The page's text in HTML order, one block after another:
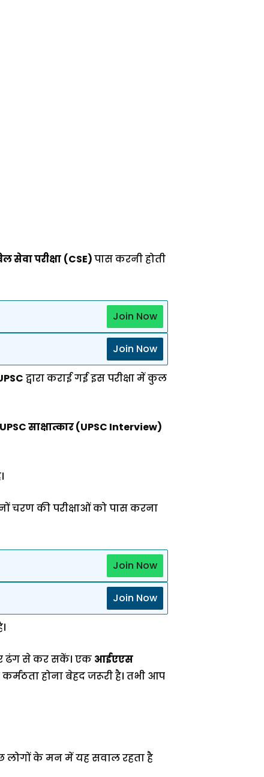
सेवा परीक्षा (CSE)पास करनी होती
Join Now
Join Now
द्वारा कराई गई इस परीक्षा में कुल
UPSC साक्षात्कार (UPSC Interview)
चरण की परीक्षाओं को पास करना
Join Now
Join Now
ढंग से कर सकें। एक आईएएस
होना बेहद जरूरी है। तभी आप
लोगों के मन में यह सवाल रहता है